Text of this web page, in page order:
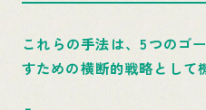
これらの手法は、5つのゴ
すための横断的戦略として